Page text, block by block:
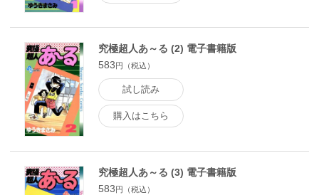
究極超人あ～る (2) 電子書籍版
583円（税込）
試し読み
購入はこちら
究極超人あ～る (3) 電子書籍版
583円（税込）